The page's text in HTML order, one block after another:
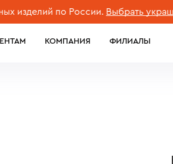
по России. Выбрать украшение
КОМПАНИЯ ФИЛИАЛЫ